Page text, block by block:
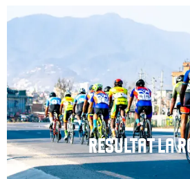
RÉSULTAT LA